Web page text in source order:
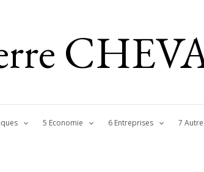
5 Economie 6 Entreprises 7